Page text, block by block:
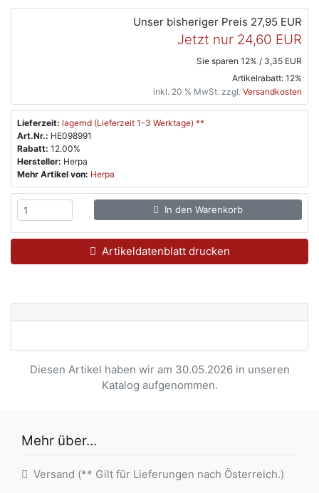
Unser bisheriger Preis 27,95 EUR
Jetzt nur 24,60 EUR
Sie sparen 12% / 3,35 EUR
Artikelrabatt: 12%
inkl. 20 % MwSt. zzgl. Versandkosten
Lieferzeit: lagernd (Lieferzeit 1-3 Werktage) **
Art.Nr.: HE098991
Rabatt: 12.00%
Hersteller: Herpa
Mehr Artikel von: Herpa
In den Warenkorb
Artikeldatenblatt drucken
Diesen Artikel haben wir am 30.05.2026 in unseren
Katalog aufgenommen.
Mehr über...
Versand (** Gilt für Lieferungen nach Österreich.)